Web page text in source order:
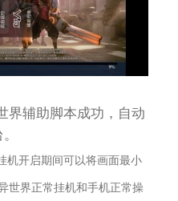
界辅助脚本成功，自动
机开启期间可以将画面最小
世界正常挂机和手机正常操